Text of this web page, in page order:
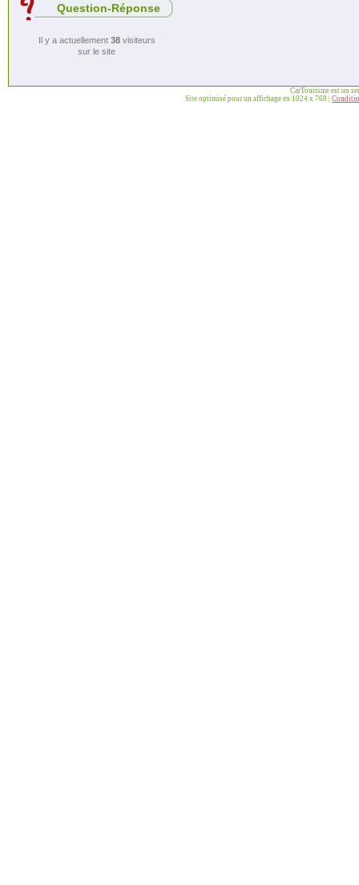
Question-Réponse
Il y a actuellement 38visiteurs
sur le site
CarTourisme est un
Site optimisé pour un affichage en 1024 x 768 |